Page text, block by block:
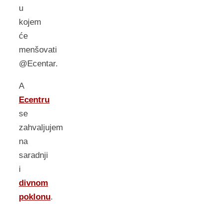
u
kojem
će
menšovati
@Ecentar.
A
Ecentru
se
zahvaljujem
na
saradnji
i
divnom
poklonu.